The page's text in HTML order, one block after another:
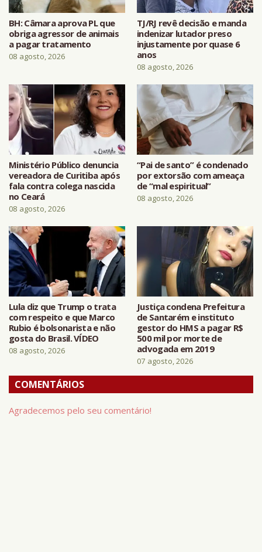
BH: Câmara aprova PL que
obriga agressor de animais
a pagar tratamento
08 agosto, 2026
TJ/RJ revê decisão e manda
indenizar lutador preso
injustamente por quase 6
anos
08 agosto, 2026
Ministério Público denuncia
vereadora de Curitiba após
fala contra colega nascida
no Ceará
08 agosto, 2026
“Pai de santo” é condenado
por extorsão com ameaça
de “mal espiritual”
08 agosto, 2026
Lula diz que Trump o trata
com respeito e que Marco
Rubio é bolsonarista e não
gosta do Brasil. VÍDEO
08 agosto, 2026
Justiça condena Prefeitura
de Santarém e instituto
gestor do HMS a pagar R$
500 mil por morte de
advogada em 2019
07 agosto, 2026
COMENTÁRIOS
Agradecemos pelo seu comentário!